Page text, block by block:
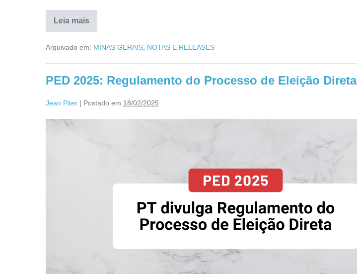
Leia mais
Arquivado em: MINAS GERAIS, NOTAS E RELEASES
PED 2025: Regulamento do Processo de Eleição Direta
Jean Piter | Postado em 18/02/2025